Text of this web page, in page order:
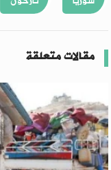
مقالات متعلقة